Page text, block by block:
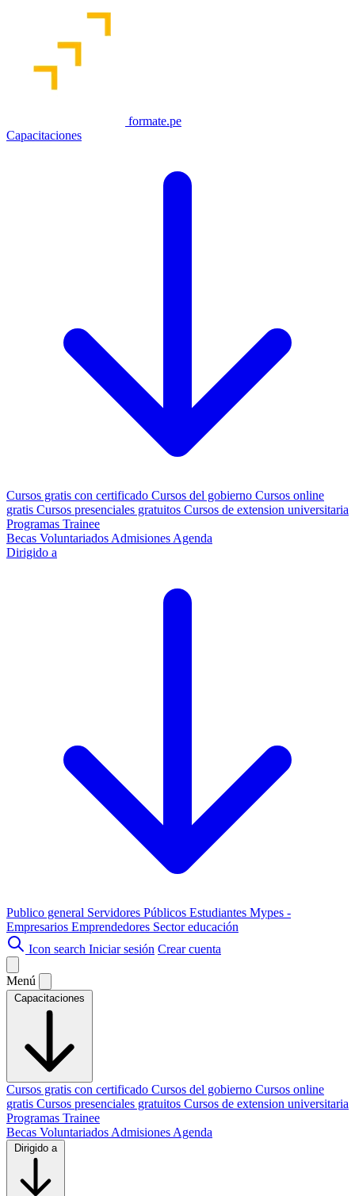
formate.pe
Capacitaciones
Cursos gratis con certificado Cursos del gobierno Cursos online
gratis Cursos presenciales gratuitos Cursos de extension universitaria
Programas Trainee
Becas Voluntariados Admisiones Agenda
Dirigido a
Publico general Servidores Públicos Estudiantes Mypes -
Empresarios Emprendedores Sector educación
Icon search Iniciar sesión Crear cuenta
Menú
Capacitaciones
Cursos gratis con certificado Cursos del gobierno Cursos online
gratis Cursos presenciales gratuitos Cursos de extension universitaria
Programas Trainee
Becas Voluntariados Admisiones Agenda
Dirigido a